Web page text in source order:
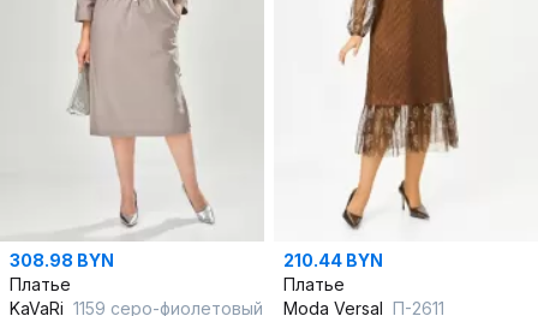
308.98 BYN
Платье
KaVaRi 1159 серо-фиолетовый
210.44 BYN
Платье
Moda Versal П-2611